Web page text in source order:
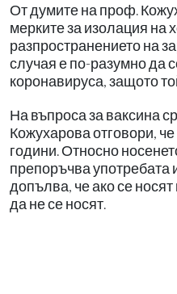
От думите на проф.
мерките за изолация на
разпространението на
случая е по-разумно да
коронавируса, защото
На въпроса за ваксина
Кожухарова отговори,
години. Относно
препоръчва употребата
допълва, че ако се
да не се носят.